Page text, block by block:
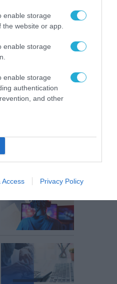
enable storage
website or app.
enable storage
enable storage
authentication
and other
Access Privacy Policy